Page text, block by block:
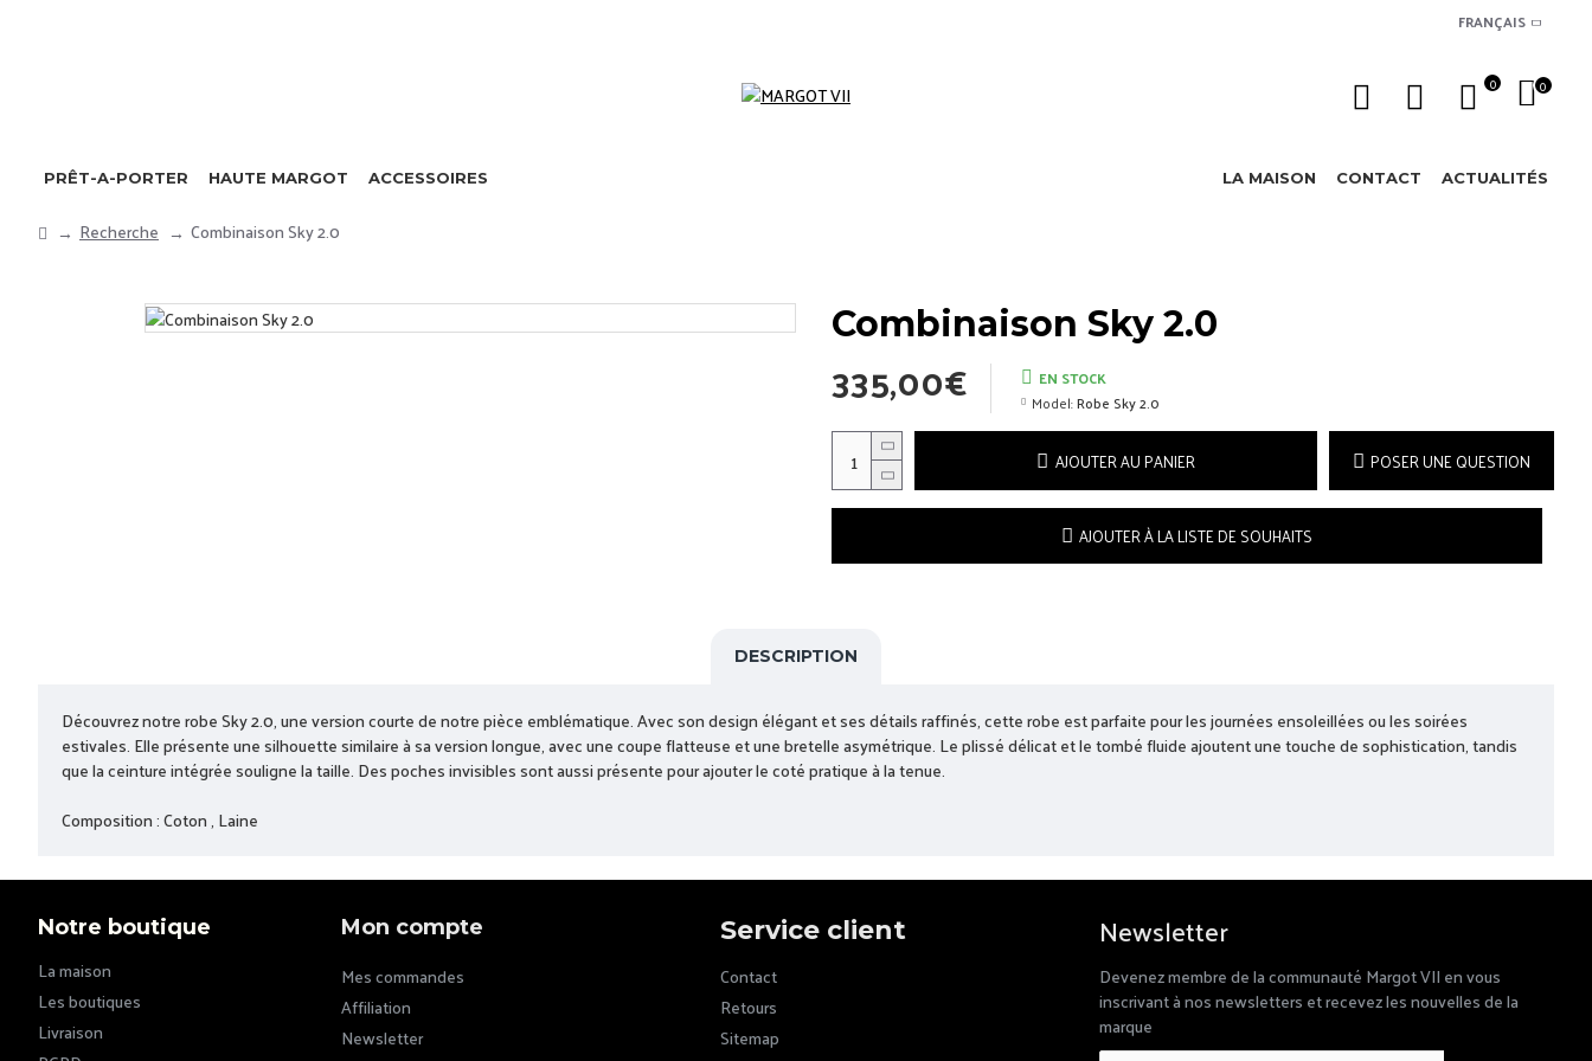
FRANÇAIS
0 0
PRÊT-A-PORTER HAUTE MARGOT ACCESSOIRES LA MAISON CONTACT ACTUALITÉS
Recherche Combinaison Sky 2.0
Combinaison Sky 2.0
335,00€
EN STOCK
Model:Robe Sky 2.0
AJOUTER AU PANIER POSER UNE QUESTION
AJOUTER À LA LISTE DE SOUHAITS
DESCRIPTION
Découvrez notre robe Sky 2.0, une version courte de notre pièce emblématique. Avec son design élégant et ses détails raffinés, cette robe est parfaite pour les journées ensoleillées ou les soirées
estivales. Elle présente une silhouette similaire à sa version longue, avec une coupe flatteuse et une bretelle asymétrique. Le plissé délicat et le tombé fluide ajoutent une touche de sophistication, tandis
que la ceinture intégrée souligne la taille. Des poches invisibles sont aussi présente pour ajouter le coté pratique à la tenue.
Composition : Coton , Laine
Notre boutique
La maison
Les boutiques
Livraison
Mon compte
Mes commandes
Affiliation
Newsletter
Service client
Contact
Retours
Sitemap
Newsletter
Devenez membre de la communauté Margot VII en vous
inscrivant à nos newsletters et recevez les nouvelles de la
marque